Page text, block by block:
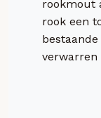
rookmout
rook een
verwarren